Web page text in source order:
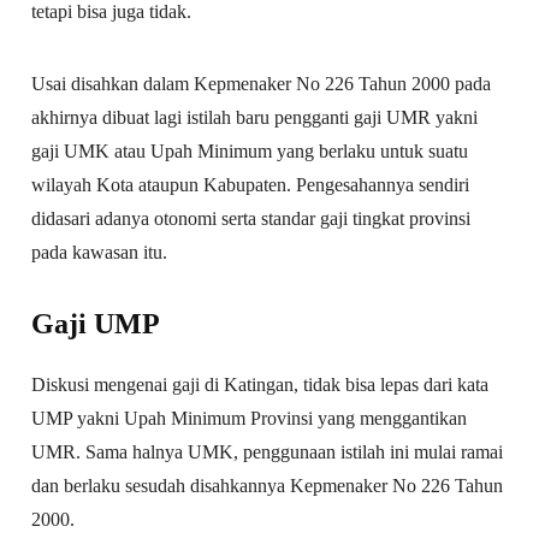
tetapi bisa juga tidak.
Usai disahkan dalam Kepmenaker No 226 Tahun 2000 pada
akhirnya dibuat lagi istilah baru pengganti gaji UMR yakni
gaji UMK atau Upah Minimum yang berlaku untuk suatu
wilayah Kota ataupun Kabupaten. Pengesahannya sendiri
didasari adanya otonomi serta standar gaji tingkat provinsi
pada kawasan itu.
Gaji UMP
Diskusi mengenai gaji di Katingan, tidak bisa lepas dari kata
UMP yakni Upah Minimum Provinsi yang menggantikan
UMR. Sama halnya UMK, penggunaan istilah ini mulai ramai
dan berlaku sesudah disahkannya Kepmenaker No 226 Tahun
2000.